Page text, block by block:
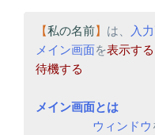
【私の名前】 は、 入
メイン画面を
待機する
ウィンドウ